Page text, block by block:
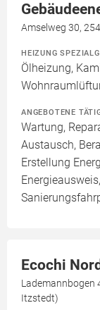
Amselweg 30,
HEIZUNG
Ölheizung,
ANGEBOTENE
Wartung,
Austausch,
Erstellung
Ecochi
Lademannbogen
Itzstedt)